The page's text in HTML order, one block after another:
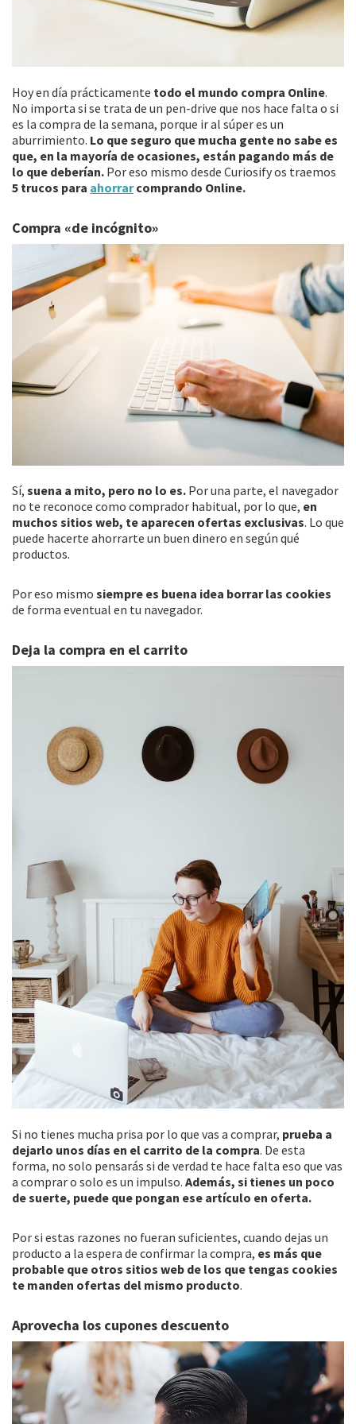
Hoy en día prácticamente todo el mundo compra Online.
No importa si se trata de un pen-drive que nos hace falta o si
es la compra de la semana, porque ir al súper es un
aburrimiento. Lo que seguro que mucha gente no sabe es
que, en la mayoría de ocasiones, están pagando más de
lo que deberían. Por eso mismo desde Curiosify os traemos
5 trucos para ahorrarcomprando Online.
Compra «de incógnito»
Sí, suena a mito, pero no lo es. Por una parte, el navegador
no te reconoce como comprador habitual, por lo que, en
muchos sitios web, te aparecen ofertas exclusivas. Lo que
puede hacerte ahorrarte un buen dinero en según qué
productos.
Por eso mismo siempre es buena idea borrar las cookies
de forma eventual en tu navegador.
Deja la compra en el carrito
Si no tienes mucha prisa por lo que vas a comprar, prueba a
dejarlo unos días en el carrito de la compra. De esta
forma, no solo pensarás si de verdad te hace falta eso que vas
a comprar o solo es un impulso. Además, si tienes un poco
de suerte, puede que pongan ese artículo en oferta.
Por si estas razones no fueran suficientes, cuando dejas un
producto a la espera de confirmar la compra, es más que
probable que otros sitios web de los que tengas cookies
te manden ofertas del mismo producto.
Aprovecha los cupones descuento